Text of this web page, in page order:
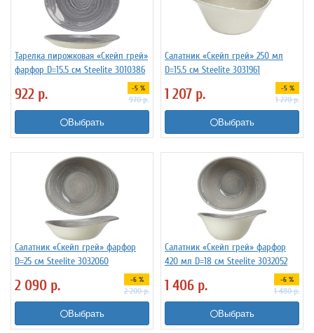
Тарелка пирожковая «Скейп грей»
фарфор D=15.5 см Steelite 3010386
922 р. -5 %
970р.
Выбрать
Салатник «Скейп грей» 250 мл
D=15.5 см Steelite 3031961
1 207 р. -5 %
1 270р.
Выбрать
Салатник «Скейп грей» фарфор
D=25 см Steelite 3032060
2 090 р. -6 %
2 200р.
Выбрать
Салатник «Скейп грей» фарфор
420 мл D=18 см Steelite 3032052
1 406 р. -6 %
1 480р.
Выбрать